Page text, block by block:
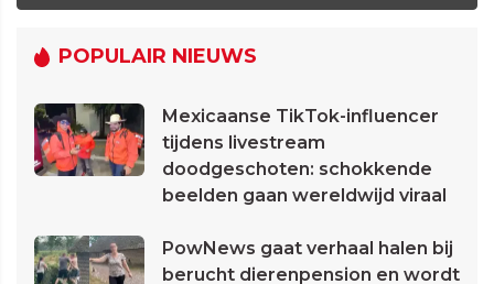
POPULAIR NIEUWS
Mexicaanse TikTok-influencer
tijdens livestream
doodgeschoten: schokkende
beelden gaan wereldwijd viraal
PowNews gaat verhaal halen bij
berucht dierenpension en wordt